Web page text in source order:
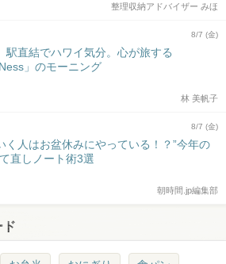
整理収納アドバイザー みほ
8/7 (金)
駅直結でハワイ気分。心が旅する
」のモーニング
林 美帆子
8/7 (金)
く人はお盆休みにやっている！？”今年の
直しノート術3選
朝時間.jp編集部
ド